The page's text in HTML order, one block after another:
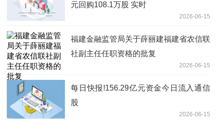
元回购108.1万股 实时
2026-06-15
福建金融监管局关于薛丽建福建省农信联
社副主任任职资格的批复
2026-06-15
每日快报!156.29亿元资金今日流入通信
股
2026-06-15